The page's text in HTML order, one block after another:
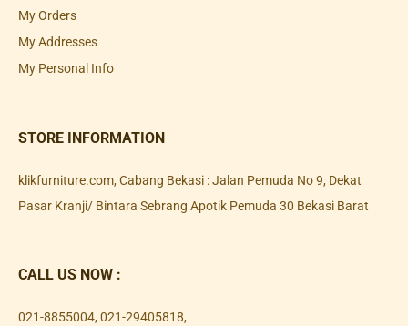
My Orders
My Addresses
My Personal Info
STORE INFORMATION
klikfurniture.com, Cabang Bekasi : Jalan Pemuda No 9, Dekat
Pasar Kranji/ Bintara Sebrang Apotik Pemuda 30 Bekasi Barat
CALL US NOW :
021-8855004, 021-29405818,